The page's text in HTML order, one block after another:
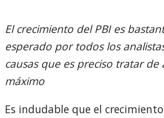
El crecimiento del PBI es
esperado por todos los
causas que es preciso tratar de
máximo
Es indudable que el